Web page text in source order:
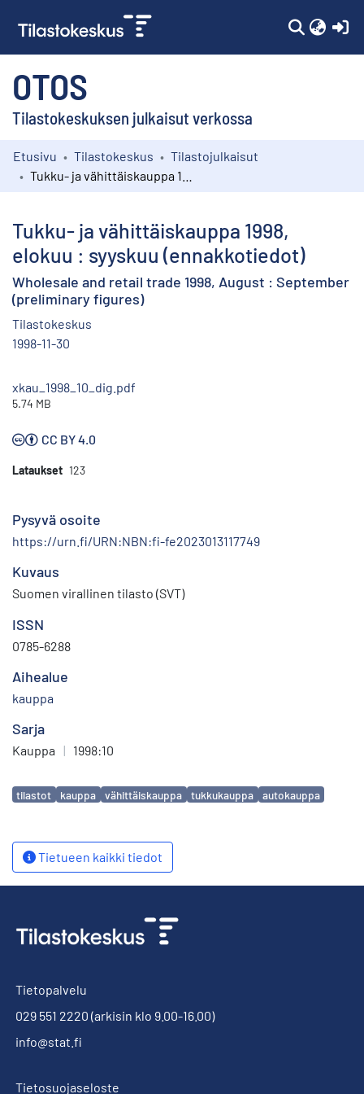
OTOS
Tilastokeskuksen julkaisut verkossa
Kokoelmat
Etusivu Tilastokeskus
Tilastojulkaisut
Tukku- ja vähittäiskauppa 1998,
elokuu : syyskuu (ennakkotiedot)
Wholesale and retail trade 1998, August : September
(preliminary figures)
Tilastokeskus
1998-11-30
xkau_1998_10_dig.pdf
5.74 MB
CC BY 4.0
Lataukset 123
Pysyvä osoite
https://urn.fi/URN:NBN:fi-fe2023013117749
Kuvaus
Suomen virallinen tilasto (SVT)
ISSN
0785-6288
Aihealue
kauppa
Sarja
Kauppa | 1998:10
Avainsanat
tilastot kauppa vähittäiskauppa tukkukauppa autokauppa
Tietueen kaikki tiedot
Tietopalvelu
029 551 2220 (arkisin klo 9.00-16.00)
info@stat.fi
Tietosuojaseloste